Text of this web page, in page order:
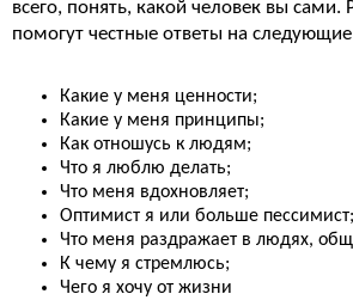
всего, понять, какой человек вы сами.
помогут честные ответы на
Какие у меня ценности;
Какие у меня принципы;
Как отношусь к людям;
Что я люблю делать;
Что меня вдохновляет;
Оптимист я или больше пессимист;
Что меня раздражает в людях,
К чему я стремлюсь;
Чего я хочу от жизни